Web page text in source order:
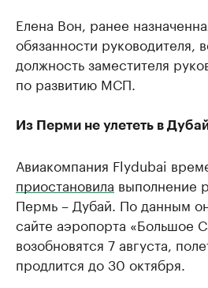
Елена Вон, ранее
обязанности руководителя,
должность заместителя
по развитию МСП.
Из Перми не улететь в
Авиакомпания Flydubai
приостановила выполнение
Пермь – Дубай. По данным
сайте аэропорта «Большое
возобновятся 7 августа,
продлится до 30 октября.